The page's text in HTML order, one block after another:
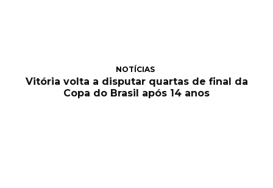
NOTÍCIAS
Vitória volta a disputar quartas de final da
Copa do Brasil após 14 anos